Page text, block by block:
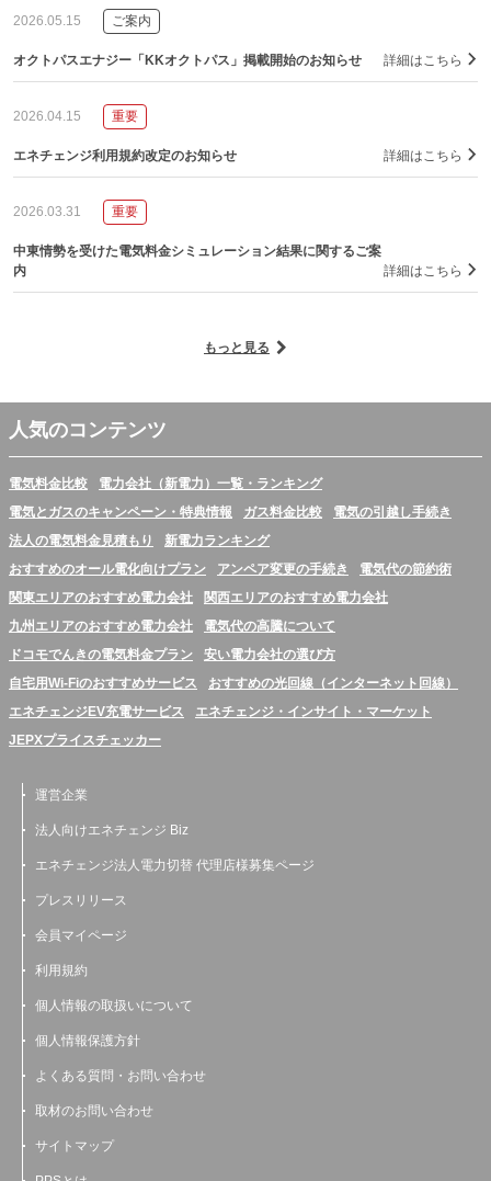
2026.05.15 ご案内
オクトパスエナジー「KKオクトパス」掲載開始のお知らせ 詳細はこちら
2026.04.15 重要
エネチェンジ利用規約改定のお知らせ 詳細はこちら
2026.03.31 重要
中東情勢を受けた電気料金シミュレーション結果に関するご案
内
詳細はこちら
もっと見る
人気のコンテンツ
電気料金比較
電力会社（新電力）一覧・ランキング
電気とガスのキャンペーン・特典情報
ガス料金比較
電気の引越し手続き
法人の電気料金見積もり
新電力ランキング
おすすめのオール電化向けプラン
アンペア変更の手続き
電気代の節約術
関東エリアのおすすめ電力会社
関西エリアのおすすめ電力会社
九州エリアのおすすめ電力会社
電気代の高騰について
ドコモでんきの電気料金プラン
安い電力会社の選び方
自宅用Wi-Fiのおすすめサービス
おすすめの光回線（インターネット回線）
エネチェンジEV充電サービス
エネチェンジ・インサイト・マーケット
JEPXプライスチェッカー
運営企業
法人向けエネチェンジ Biz
エネチェンジ法人電力切替 代理店様募集ページ
プレスリリース
会員マイページ
利用規約
個人情報の取扱いについて
個人情報保護方針
よくある質問・お問い合わせ
取材のお問い合わせ
サイトマップ